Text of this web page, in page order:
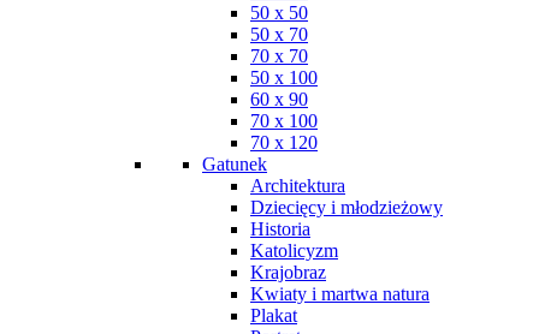
50 x 50
50 x 70
70 x 70
50 x 100
60 x 90
70 x 100
70 x 120
Gatunek
Architektura
Dziecięcy i młodzieżowy
Historia
Katolicyzm
Krajobraz
Kwiaty i martwa natura
Plakat